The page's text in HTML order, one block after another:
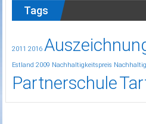
Tags
2011 2016
Estland 2009 Nachhaltigkeitspreis
Partnerschule